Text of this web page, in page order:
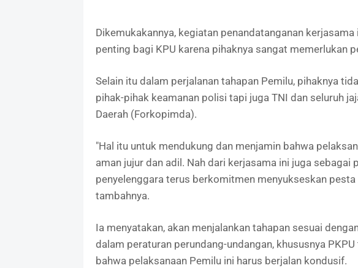
Dikemukakannya, kegiatan penandatanganan
penting bagi KPU karena pihaknya sangat memerlukan
Selain itu dalam perjalanan tahapan Pemilu, pihaknya
pihak-pihak keamanan polisi tapi juga TNI dan seluruh
Daerah (Forkopimda).
"Hal itu untuk mendukung dan menjamin bahwa
aman jujur dan adil. Nah dari kerjasama ini juga sebagai
penyelenggara terus berkomitmen menyukseskan
tambahnya.
Ia menyatakan, akan menjalankan tahapan sesuai
dalam peraturan perundang-undangan, khususnya
bahwa pelaksanaan Pemilu ini harus berjalan kondusif.